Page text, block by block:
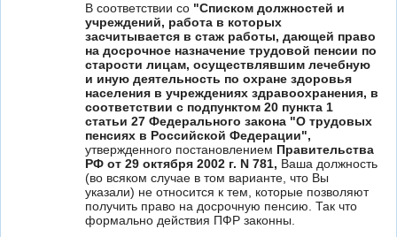
В соответствии со "Списком должностей и
учреждений, работа в которых
засчитывается в стаж работы, дающей право
на досрочное назначение трудовой пенсии по
старости лицам, осуществлявшим лечебную
и иную деятельность по охране здоровья
населения в учреждениях здравоохранения, в
соответствии с подпунктом 20 пункта 1
статьи 27 Федерального закона "О трудовых
пенсиях в Российской Федерации",
утвержденного постановлением Правительства
РФ от 29 октября 2002 г. N 781, Ваша должность
(во всяком случае в том варианте, что Вы
указали) не относится к тем, которые позволяют
получить право на досрочную пенсию. Так что
формально действия ПФР законны.